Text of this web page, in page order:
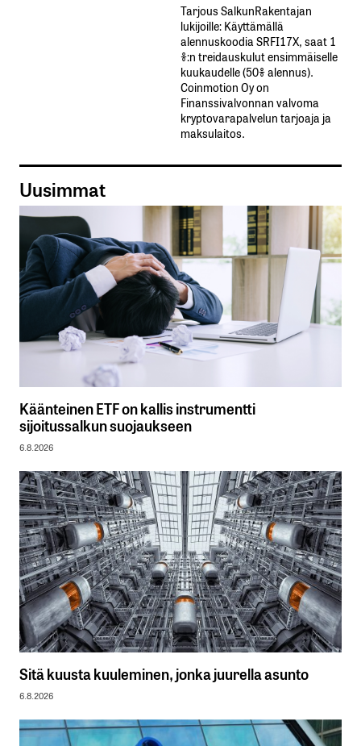
Tarjous SalkunRakentajan
lukijoille: Käyttämällä​ ​
alennuskoodia​ ​SRFI17X,​ ​saat​ ​1
%:n treidauskulut​ ​ensimmäiselle​ ​
kuukaudelle​ ​(50%​ ​alennus).
Coinmotion Oy on
Finanssivalvonnan valvoma
kryptovarapalvelun tarjoaja ja
maksulaitos.
Uusimmat
Käänteinen ETF on kallis instrumentti
sijoitussalkun suojaukseen
6.8.2026
Sitä kuusta kuuleminen, jonka juurella asunto
6.8.2026